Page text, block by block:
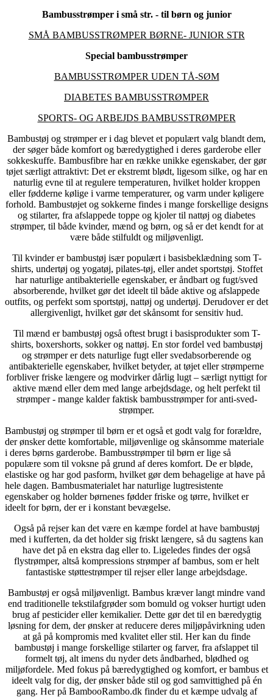
Bambusstrømper i små str. - til børn og junior
SMÅ BAMBUSSTRØMPER BØRNE- JUNIOR STR
Special bambusstrømper
BAMBUSSTRØMPER UDEN TÅ-SØM
DIABETES BAMBUSSTRØMPER
SPORTS- OG ARBEJDS BAMBUSSTRØMPER
Bambustøj og strømper er i dag blevet et populært valg blandt dem,
der søger både komfort og bæredygtighed i deres garderobe eller
sokkeskuffe. Bambusfibre har en række unikke egenskaber, der gør
tøjet særligt attraktivt: Det er ekstremt blødt, ligesom silke, og har en
naturlig evne til at regulere temperaturen, hvilket holder kroppen
eller fødderne kølige i varme temperaturer, og varm under køligere
forhold. Bambustøjet og sokkerne findes i mange forskellige designs
og stilarter, fra afslappede toppe og kjoler til nattøj og diabetes
strømper, til både kvinder, mænd og børn, og så er det kendt for at
være både stilfuldt og miljøvenligt.
Til kvinder er bambustøj især populært i basisbeklædning som T-
shirts, undertøj og yogatøj, pilates-tøj, eller andet sportstøj. Stoffet
har naturlige antibakterielle egenskaber, er åndbart og fugt/sved
absorberende, hvilket gør det ideelt til både aktive og afslappede
outfits, og perfekt som sportstøj, nattøj og undertøj. Derudover er det
allergivenligt, hvilket gør det skånsomt for sensitiv hud.
Til mænd er bambustøj også oftest brugt i basisprodukter som T-
shirts, boxershorts, sokker og nattøj. En stor fordel ved bambustøj
og strømper er dets naturlige fugt eller svedabsorberende og
antibakterielle egenskaber, hvilket betyder, at tøjet eller strømperne
forbliver friske længere og modvirker dårlig lugt – særligt nyttigt for
aktive mænd eller dem med lange arbejdsdage, og helt perfekt til
strømper - mange kalder faktisk bambusstrømper for anti-sved-
strømper.
Bambustøj og strømper til børn er et også et godt valg for forældre,
der ønsker dette komfortable, miljøvenlige og skånsomme materiale
i deres børns garderobe. Bambusstrømper til børn er lige så
populære som til voksne på grund af deres komfort. De er bløde,
elastiske og har god pasform, hvilket gør dem behagelige at have på
hele dagen. Bambusmaterialet har naturlige lugtresistente
egenskaber og holder børnenes fødder friske og tørre, hvilket er
ideelt for børn, der er i konstant bevægelse.
Også på rejser kan det være en kæmpe fordel at have bambustøj
med i kufferten, da det holder sig friskt længere, så du sagtens kan
have det på en ekstra dag eller to. Ligeledes findes der også
flystrømper, altså kompressions strømper af bambus, som er helt
fantastiske støttestrømper til rejser eller lange arbejdsdage.
Bambustøj er også miljøvenligt. Bambus kræver langt mindre vand
end traditionelle tekstilafgrøder som bomuld og vokser hurtigt uden
brug af pesticider eller kemikalier. Dette gør det til en bæredygtig
løsning for dem, der ønsker at reducere deres miljøpåvirkning uden
at gå på kompromis med kvalitet eller stil. Her kan du finde
bambustøj i mange forskellige stilarter og farver, fra afslappet til
formelt tøj, alt imens du nyder dets åndbarhed, blødhed og
miljøfordele. Med fokus på bæredygtighed og komfort, er bambus et
ideelt valg for dig, der ønsker både stil og god samvittighed på én
gang. Her på BambooRambo.dk finder du et kæmpe udvalg af